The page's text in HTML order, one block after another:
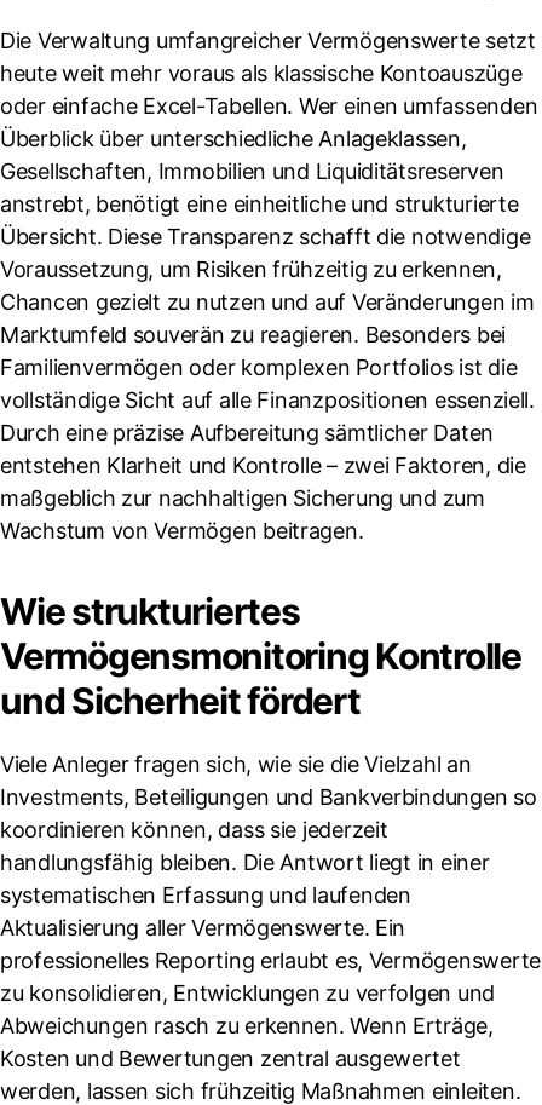
Die Verwaltung umfangreicher Vermögenswerte setzt
heute weit mehr voraus als klassische Kontoauszüge
oder einfache Excel-Tabellen. Wer einen umfassenden
Überblick über unterschiedliche Anlageklassen,
Gesellschaften, Immobilien und Liquiditätsreserven
anstrebt, benötigt eine einheitliche und strukturierte
Übersicht. Diese Transparenz schafft die notwendige
Voraussetzung, um Risiken frühzeitig zu erkennen,
Chancen gezielt zu nutzen und auf Veränderungen im
Marktumfeld souverän zu reagieren. Besonders bei
Familienvermögen oder komplexen Portfolios ist die
vollständige Sicht auf alle Finanzpositionen essenziell.
Durch eine präzise Aufbereitung sämtlicher Daten
entstehen Klarheit und Kontrolle – zwei Faktoren, die
maßgeblich zur nachhaltigen Sicherung und zum
Wachstum von Vermögen beitragen.
Wie strukturiertes
Vermögensmonitoring Kontrolle
und Sicherheit fördert
Viele Anleger fragen sich, wie sie die Vielzahl an
Investments, Beteiligungen und Bankverbindungen so
koordinieren können, dass sie jederzeit
handlungsfähig bleiben. Die Antwort liegt in einer
systematischen Erfassung und laufenden
Aktualisierung aller Vermögenswerte. Ein
professionelles Reporting erlaubt es, Vermögenswerte
zu konsolidieren, Entwicklungen zu verfolgen und
Abweichungen rasch zu erkennen. Wenn Erträge,
Kosten und Bewertungen zentral ausgewertet
werden, lassen sich frühzeitig Maßnahmen einleiten.